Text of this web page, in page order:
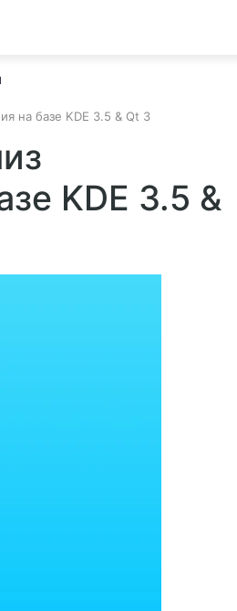
на базе KDE 3.5 & Qt 3
KDE 3.5 &